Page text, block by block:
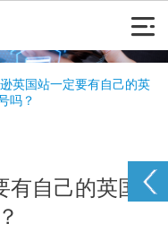
英国站一定要有自己的英
吗？
自己的英国